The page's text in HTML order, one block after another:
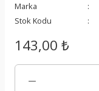
Marka
Stok Kodu
143,00 ₺